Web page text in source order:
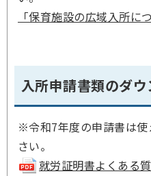
「保育施設の広域入所に
入所申請書類のダ
※令和7年度の申請書は
さい。
就労証明書よくある